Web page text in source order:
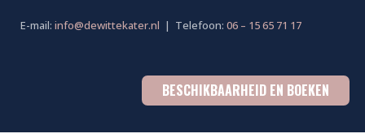
E-mail: info@dewittekater.nl | Telefoon: 06 – 15 65 71 17
BESCHIKBAARHEID EN BOEKEN